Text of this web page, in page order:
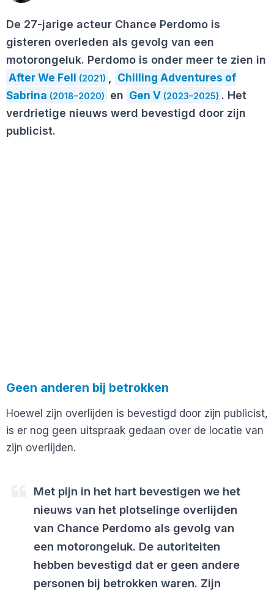
De 27-jarige acteur Chance Perdomo is
gisteren overleden als gevolg van een
motorongeluk. Perdomo is onder meer te zien in
After We Fell (2021) , Chilling Adventures of
Sabrina (2018–2020) en Gen V (2023–2025) . Het
verdrietige nieuws werd bevestigd door zijn
publicist.
Geen anderen bij betrokken
Hoewel zijn overlijden is bevestigd door zijn publicist,
is er nog geen uitspraak gedaan over de locatie van
zijn overlijden.
Met pijn in het hart bevestigen we het
nieuws van het plotselinge overlijden
van Chance Perdomo als gevolg van
een motorongeluk. De autoriteiten
hebben bevestigd dat er geen andere
personen bij betrokken waren. Zijn